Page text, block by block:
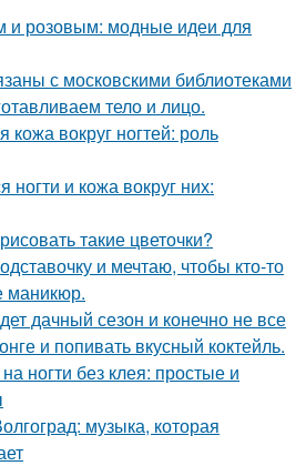
и розовым: модные идеи для
с московскими библиотеками
тело и лицо.
вокруг ногтей: роль
ногти и кожа вокруг них:
такие цветочки?
и мечтаю, чтобы кто-то
маникюр.
дачный сезон и конечно не все
и попивать вкусный коктейль.
ногти без клея: простые и
музыка, которая